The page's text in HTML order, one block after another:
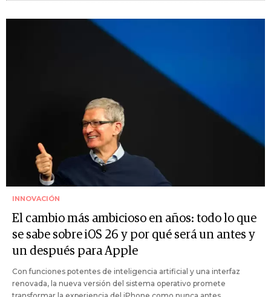
INNOVACIÓN
El cambio más ambicioso en años: todo lo que
se sabe sobre iOS 26 y por qué será un antes y
un después para Apple
Con funciones potentes de inteligencia artificial y una interfaz
renovada, la nueva versión del sistema operativo promete